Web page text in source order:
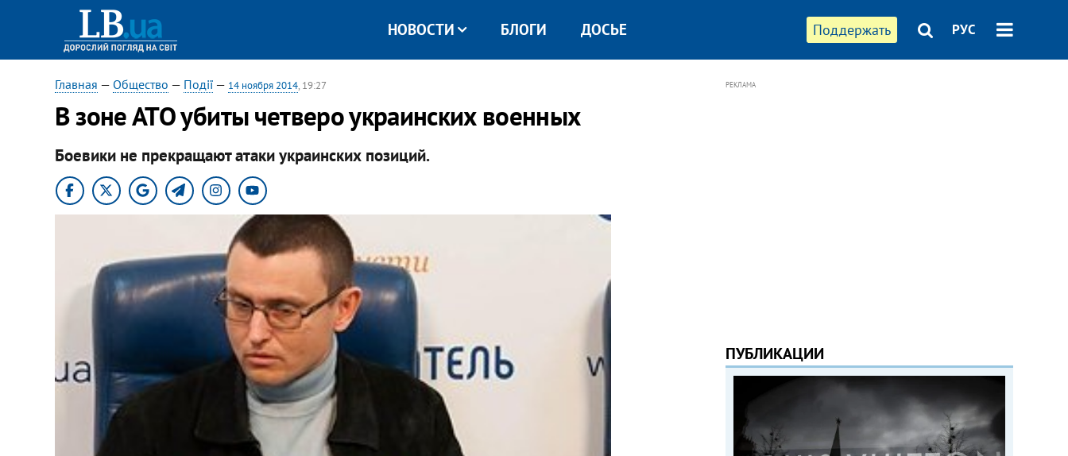
Поддержать РУС
НОВОСТИ БЛОГИ ДОСЬЕ
Главная — Общество — Події— 14 ноября 2014, 19:27
В зоне АТО убиты четверо украинских военных
Боевики не прекращают атаки украинских позиций.
РЕКЛАМА
ПУБЛИКАЦИИ